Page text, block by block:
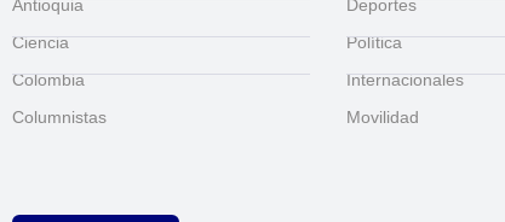
Antioquia
Ciencia
Colombia
Columnistas
Deportes
Política
Internacionales
Movilidad